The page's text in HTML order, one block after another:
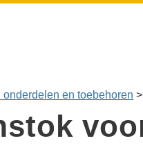
onderdelen en toebehoren >